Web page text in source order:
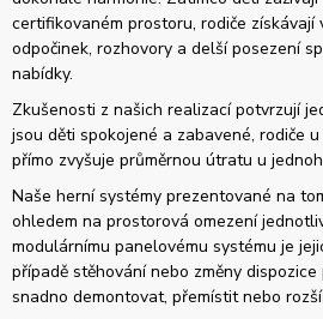
certifikovaném prostoru, rodiče získávají
odpočinek, rozhovory a delší posezení
nabídky.
Zkušenosti z našich realizací potvrzují
jsou děti spokojené a zabavené, rodiče
přímo zvyšuje průměrnou útratu u
Naše herní systémy prezentované na
ohledem na prostorová omezení
modulárnímu panelovému systému je
případě stěhování nebo změny
snadno demontovat, přemístit nebo